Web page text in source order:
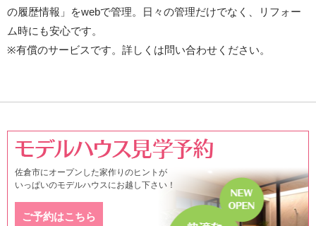
の履歴情報」をwebで管理。日々の管理だけでなく、リフォー
ム時にも安心です。
※有償のサービスです。詳しくは問い合わせください。
佐倉市にオープンした家作りのヒントが
いっぱいのモデルハウスにお越し下さい！
ご予約はこちら